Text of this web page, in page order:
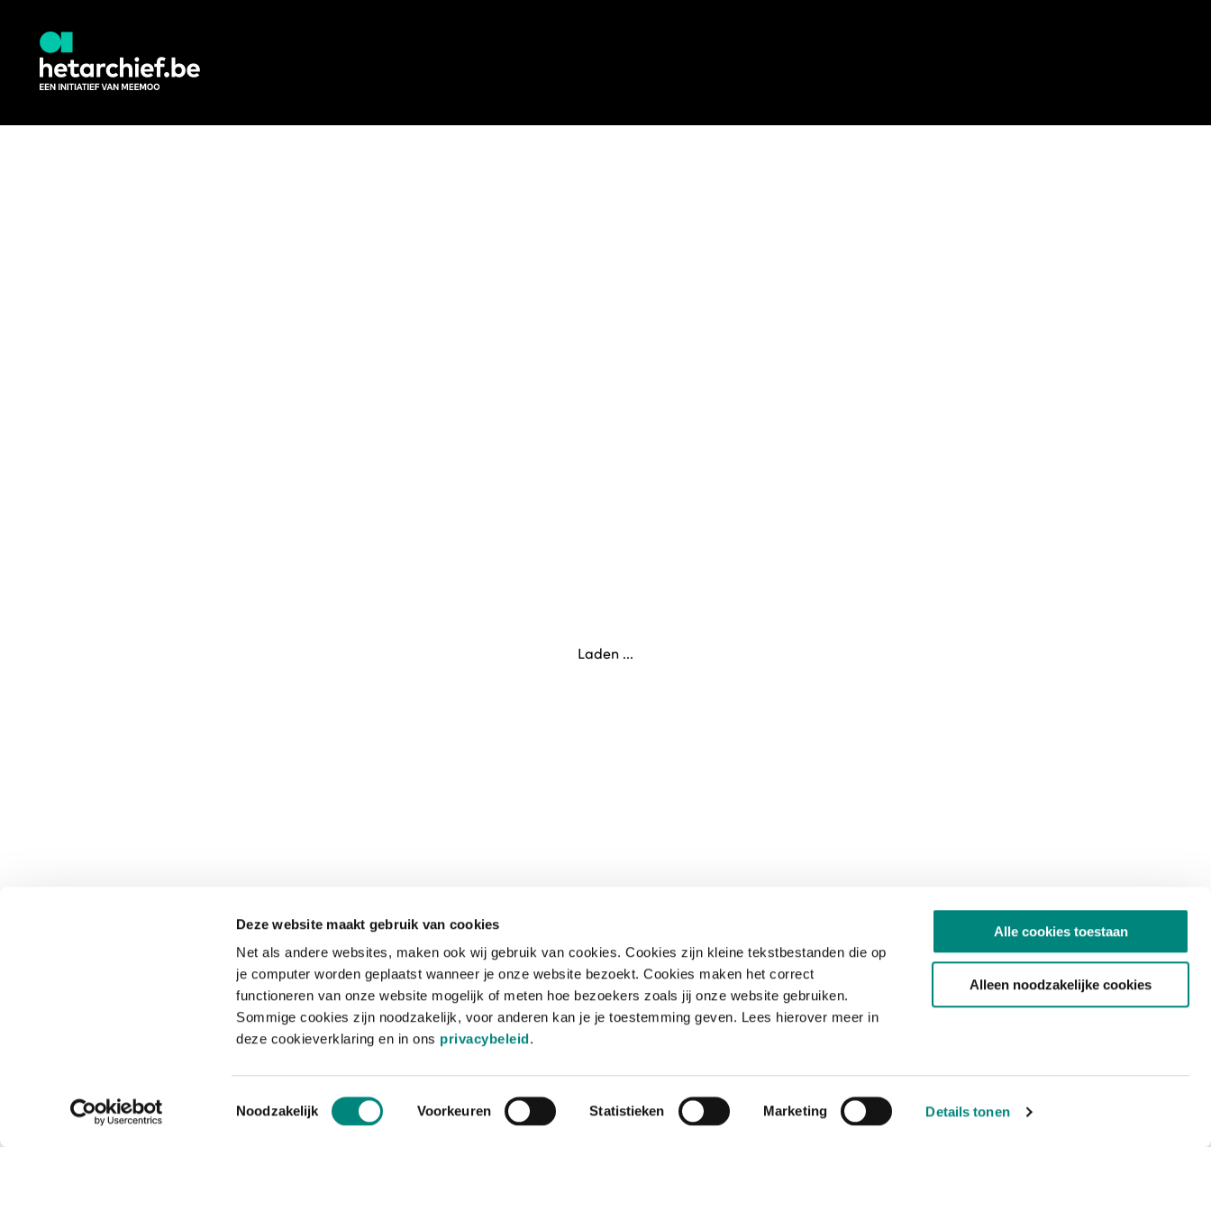
Deze website maakt gebruik van cookies
Net als andere websites, maken ook wij gebruik van cookies. Cookies zijn kleine tekstbestanden die op
je computer worden geplaatst wanneer je onze website bezoekt. Cookies maken het correct
functioneren van onze website mogelijk of meten hoe bezoekers zoals jij onze website gebruiken.
Sommige cookies zijn noodzakelijk, voor anderen kan je je toestemming geven. Lees hierover meer in
deze cookieverklaring en in ons privacybeleid.
Toestemmingsselectie
Noodzakelijk Voorkeuren Statistieken Marketing Details tonen
Alle cookies toestaan
Alleen noodzakelijke cookies
Laden ...